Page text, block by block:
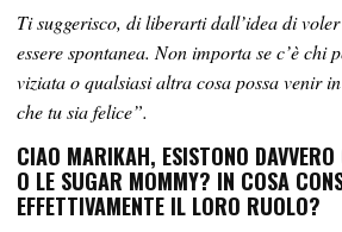
Ti suggerisco, di liberarti dall’idea di
essere spontanea. Non importa se c’è chi
viziata o qualsiasi altra cosa possa venir
che tu sia felice”.
CIAO MARIKAH, ESISTONO
O LE SUGAR MOMMY? IN COSA
EFFETTIVAMENTE IL LORO RUOLO?